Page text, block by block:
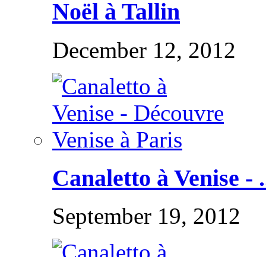
Noël à Tallin
December 12, 2012
Canaletto à Venise -
September 19, 2012